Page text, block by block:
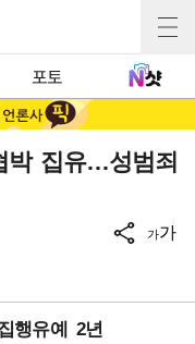
포토
박 집유…성범죄
가가
행유예 2년